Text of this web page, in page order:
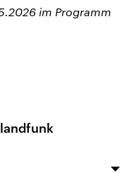
im Programm